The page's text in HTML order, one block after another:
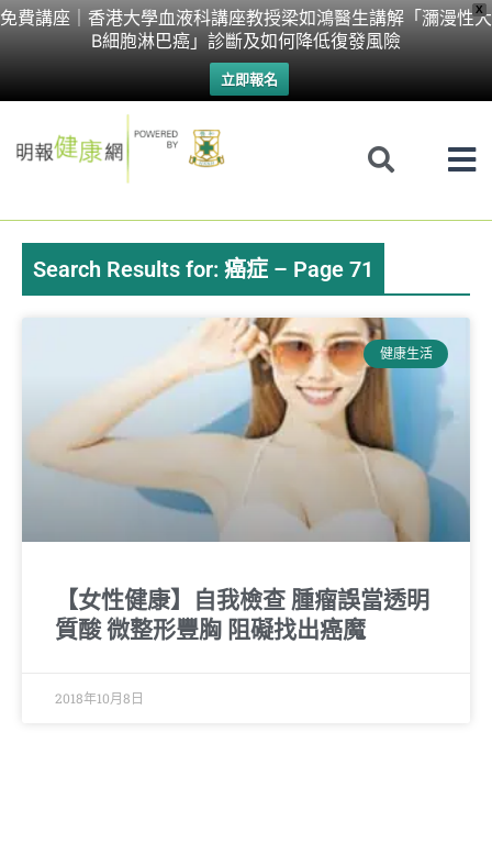
X
免費講座｜香港大學血液科講座教授梁如鴻醫生講解「瀰漫性大
B細胞淋巴癌」診斷及如何降低復發風險
立即報名
Skip
Search Results for: 癌症 – Page 71
健康生活
【女性健康】自我檢查 腫瘤誤當透明
質酸 微整形豐胸 阻礙找出癌魔
2018年10月8日
PagePagePagePagePage Page